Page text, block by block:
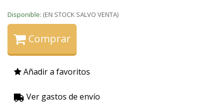
Disponible: (EN STOCK SALVO VENTA)
Comprar
Añadir a favoritos
Ver gastos de envío